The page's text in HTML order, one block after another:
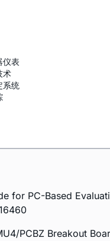
仪表
术
系统
for PC-Based
PCBZ Breakout